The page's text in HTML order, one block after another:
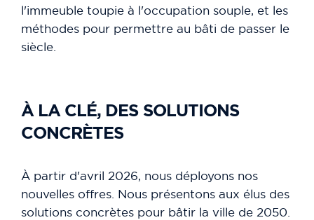
l'immeuble toupie à l'occupation souple, et les
méthodes pour permettre au bâti de passer le
siècle.
À LA CLÉ, DES SOLUTIONS
CONCRÈTES
À partir d'avril 2026, nous déployons nos
nouvelles offres. Nous présentons aux élus des
solutions concrètes pour bâtir la ville de 2050.